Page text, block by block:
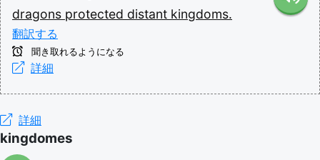
dragons protected distant kingdoms.
翻訳する
聞き取れるようになる
詳細
詳細
kingdomes